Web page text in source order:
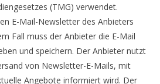
(TMG) verwendet.
E-Mail-Newsletter des Anbieters
Fall muss der Anbieter die E-Mail
und speichern. Der Anbieter nutzt
von Newsletter-E-Mails, mit
Angebote informiert wird. Der